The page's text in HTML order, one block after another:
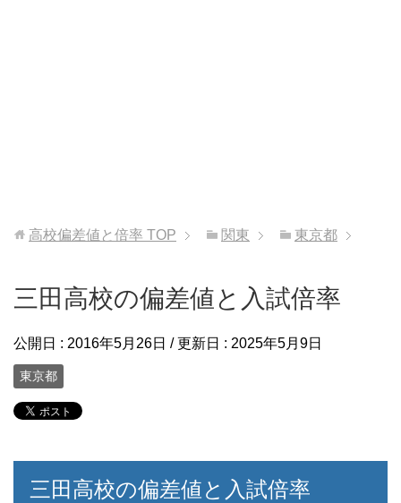
高校偏差値と倍率 TOP 関東 東京都
三田高校の偏差値と入試倍率
公開日 : 2016年5月26日 / 更新日 : 2025年5月9日
東京都
三田高校の偏差値と入試倍率